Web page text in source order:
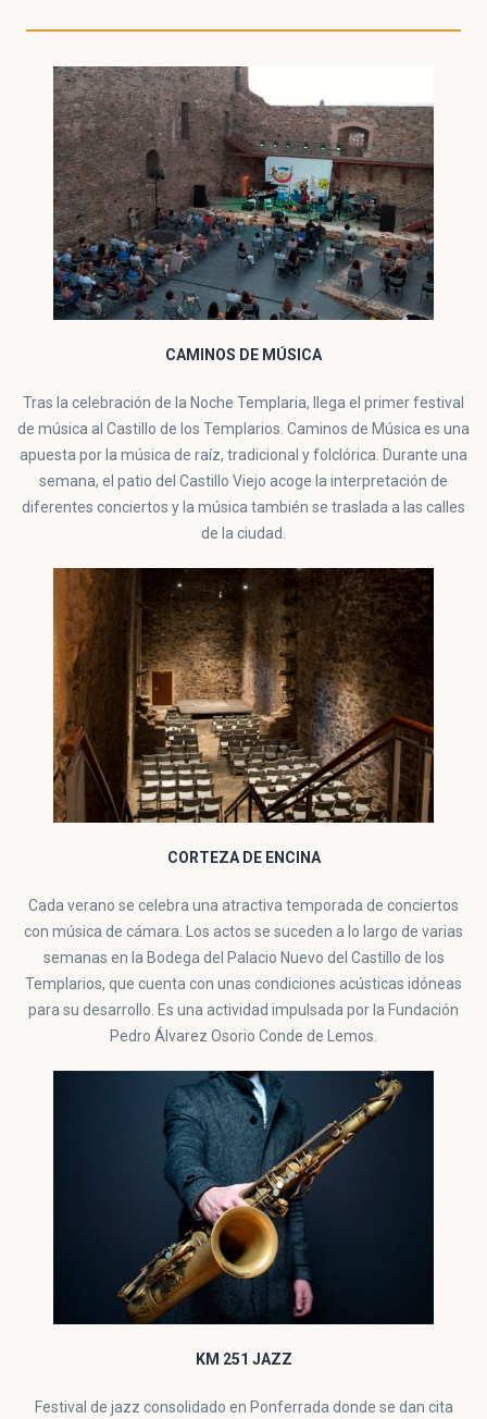
CAMINOS DE MÚSICA
Tras la celebración de la Noche Templaria, llega el primer festival
de música al Castillo de los Templarios. Caminos de Música es una
apuesta por la música de raíz, tradicional y folclórica. Durante una
semana, el patio del Castillo Viejo acoge la interpretación de
diferentes conciertos y la música también se traslada a las calles
de la ciudad.
CORTEZA DE ENCINA
Cada verano se celebra una atractiva temporada de conciertos
con música de cámara. Los actos se suceden a lo largo de varias
semanas en la Bodega del Palacio Nuevo del Castillo de los
Templarios, que cuenta con unas condiciones acústicas idóneas
para su desarrollo. Es una actividad impulsada por la Fundación
Pedro Álvarez Osorio Conde de Lemos.
KM 251 JAZZ
Festival de jazz consolidado en Ponferrada donde se dan cita